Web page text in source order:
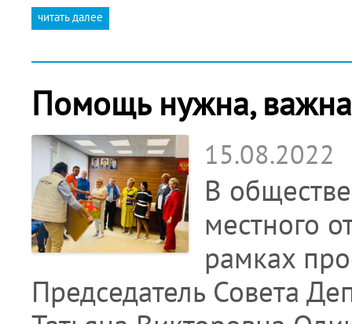
читать далее
Помощь нужна,
15.08.2022
В
местного
рамках
Председатель Совета